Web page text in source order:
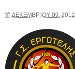
ΔΕΚΕΜΒΡΊΟΥ 09, 2012